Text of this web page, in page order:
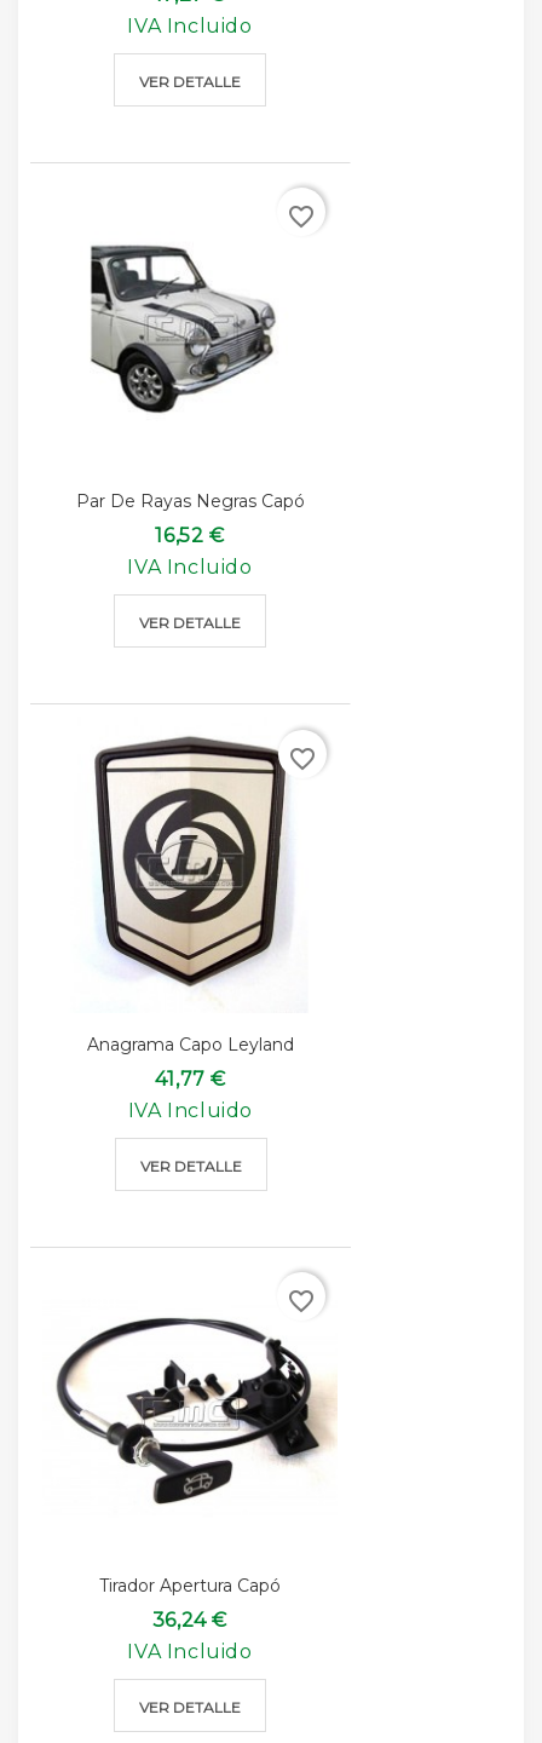
IVA Incluido
VER DETALLE
Par De Rayas Negras Capó
16,52 €
IVA Incluido
VER DETALLE
favorite_border
Anagrama Capo Leyland
41,77 €
IVA Incluido
VER DETALLE
favorite_border
Tirador Apertura Capó
36,24 €
IVA Incluido
VER DETALLE
favorite_border